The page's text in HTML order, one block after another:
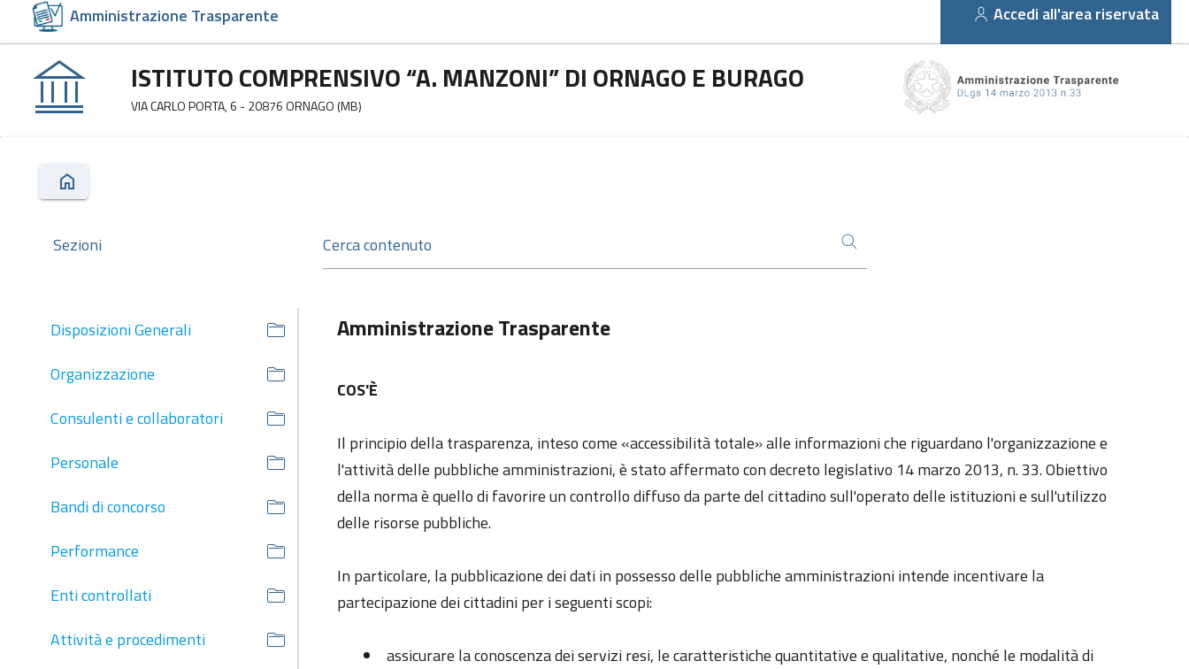
Amministrazione Trasparente Accedi all'area riservata
ISTITUTO COMPRENSIVO “A. MANZONI” DI ORNAGO E BURAGO
VIA CARLO PORTA, 6 - 20876 ORNAGO (MB)
Sezioni
Disposizioni Generali
Organizzazione
Consulenti e collaboratori
Personale
Bandi di concorso
Performance
Enti controllati
Attività e procedimenti
Amministrazione Trasparente
COS'È
Il principio della trasparenza, inteso come «accessibilità totale» alle informazioni che riguardano l'organizzazione e
l'attività delle pubbliche amministrazioni, è stato affermato con decreto legislativo 14 marzo 2013, n. 33. Obiettivo
della norma è quello di favorire un controllo diffuso da parte del cittadino sull'operato delle istituzioni e sull'utilizzo
delle risorse pubbliche.
In particolare, la pubblicazione dei dati in possesso delle pubbliche amministrazioni intende incentivare la
partecipazione dei cittadini per i seguenti scopi:
assicurare la conoscenza dei servizi resi, le caratteristiche quantitative e qualitative, nonché le modalità di